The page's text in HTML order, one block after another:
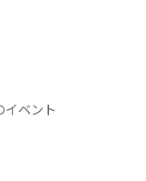
ベント